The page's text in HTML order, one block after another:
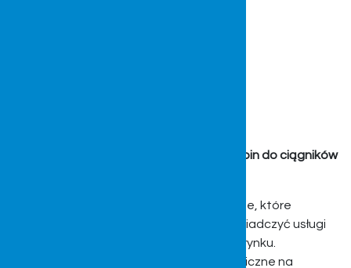
Nowoczesne rozwiązania w produkcji kabin do ciągników
Posiadamy bogato wyposażone zaplecze, które
pozwala nam realizować wyroby oraz świadczyć usługi
dostosowane do dzisiejszych wymagań rynku.
Posiadamy nowoczesne zaplecze techniczne na